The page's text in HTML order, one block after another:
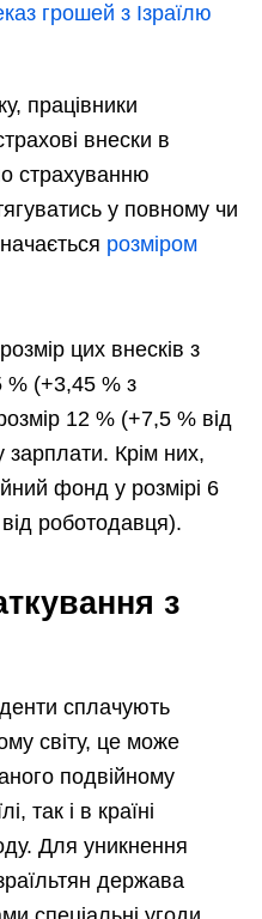
грошей з Ізраїлю
працівники
внески в
страхуванню
у повному чи
розміром
цих внесків з
% (+3,45 % з
12 % (+7,5 % від
зарплати. Крім них,
фонд у розмірі 6
роботодавця).
з
сплачують
світу, це може
подвійному
так і в країні
Для уникнення
держава